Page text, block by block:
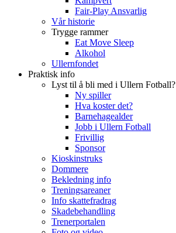
Fair-Play Ansvarlig
Vår historie
Trygge rammer
Eat Move Sleep
Alkohol
Ullernfondet
Praktisk info
Lyst til å bli med i Ullern Fotball?
Ny spiller
Hva koster det?
Barnehagealder
Jobb i Ullern Fotball
Frivillig
Sponsor
Kioskinstruks
Dommere
Bekledning info
Treningsareaner
Info skattefradrag
Skadebehandling
Trenerportalen